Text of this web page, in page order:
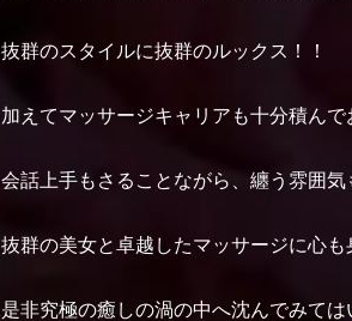
抜群のスタイルに抜群のルックス！！
加えてマッサージキャリアも十分積んで
会話上手もさることながら、纏う雰囲
抜群の美女と卓越したマッサージに心も
是非究極の癒しの渦の中へ沈んでみて